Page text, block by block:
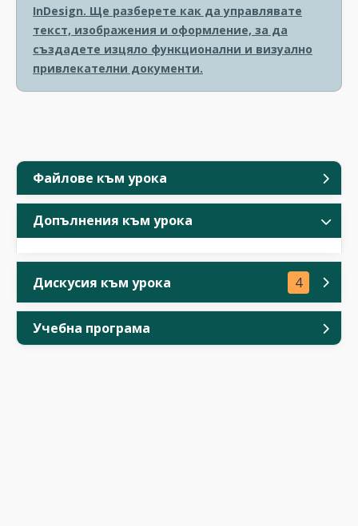
Файлове към урока
Допълнения към урока
Дискусия към урока 4
Учебна програма
InDesign. Ще разберете как да управлявате
текст, изображения и оформление, за да
създадете изцяло функционални и визуално
привлекателни документи.